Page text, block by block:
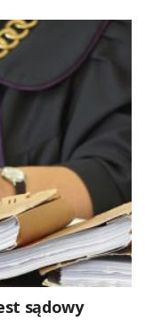
sądowy